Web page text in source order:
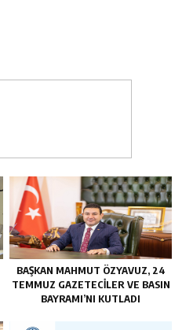
BAŞKAN MAHMUT ÖZYAVUZ, 24
TEMMUZ GAZETECILER VE BASIN
BAYRAMI’NI KUTLADI